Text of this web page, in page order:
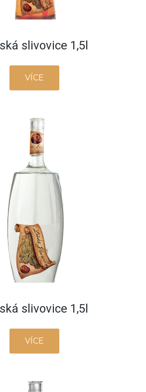
slivovice 1,5l
VÍCE
slivovice 1,5l
VÍCE